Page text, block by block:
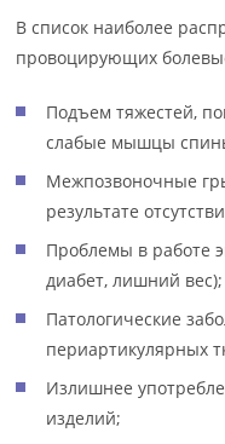
В список наиболее
провоцирующих
Подъем тяжестей,
слабые мышцы
Межпозвоночные
результате
Проблемы в работе
диабет, лишний вес);
Патологические
периартикулярных
Излишнее
изделий;